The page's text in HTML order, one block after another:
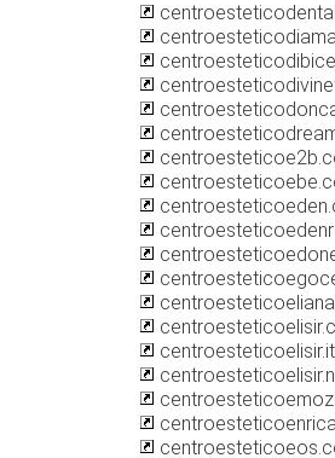
centroesteticoelisir.it